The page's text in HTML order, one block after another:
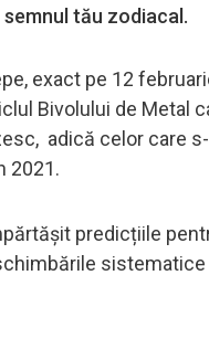
tău zodiacal.
exact pe 12
Bivolului de Metal
adică celor care
2021.
predicțiile
sistematice